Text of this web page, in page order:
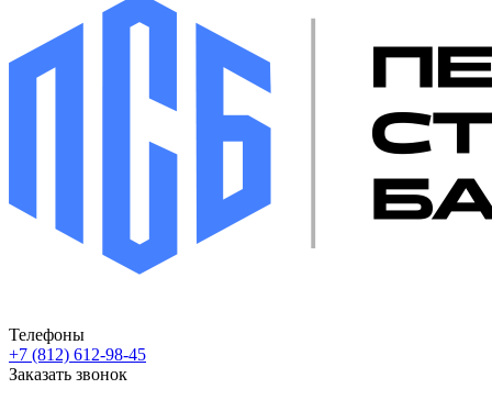
Телефоны
+7 (812) 612-98-45
Заказать звонок